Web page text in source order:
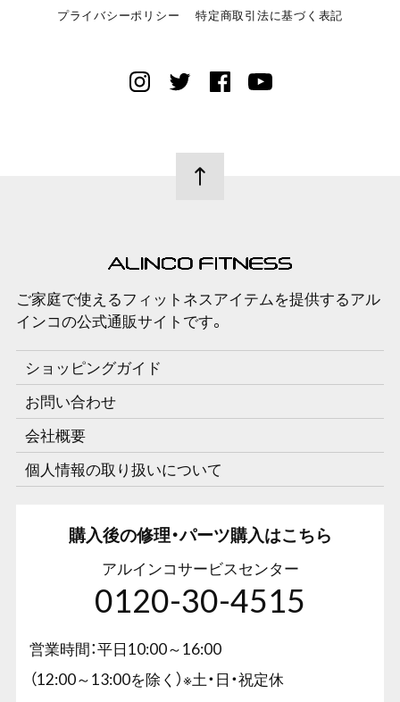
プライバシーポリシー 特定商取引法に基づく表記
ご家庭で使えるフィットネスアイテムを提供するアル
インコの公式通販サイトです。
ショッピングガイド
お問い合わせ
会社概要
個人情報の取り扱いについて
購入後の修理・パーツ購入はこちら
アルインコサービスセンター
0120-30-4515
営業時間：平日10:00～16:00
（12:00～13:00を除く）※土・日・祝定休